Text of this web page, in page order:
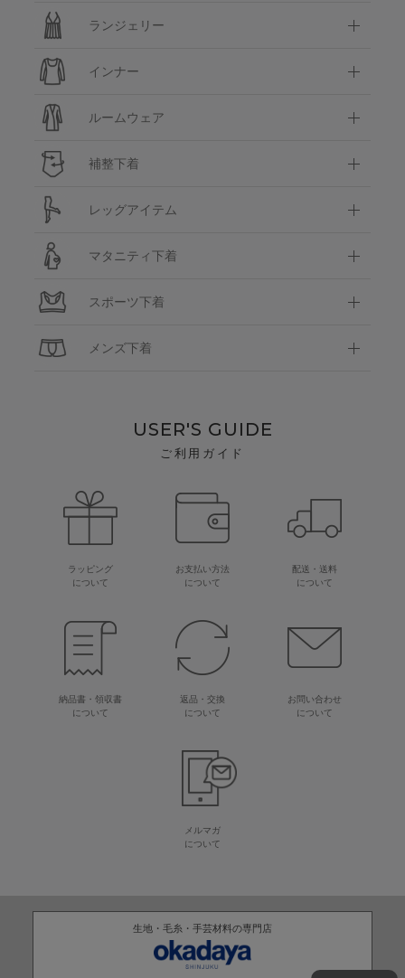
ランジェリー
インナー
ルームウェア
補整下着
レッグアイテム
マタニティ下着
スポーツ下着
メンズ下着
USER'S GUIDE
ご利用ガイド
ラッピング
について
お支払い方法
について
配送・送料
について
納品書・領収書
について
返品・交換
について
お問い合わせ
について
メルマガ
について
生地・毛糸・手芸材料の専門店